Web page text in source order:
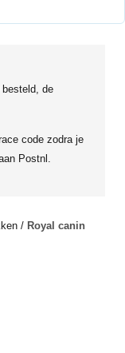
besteld, de
code zodra je
Postnl.
/ Royal canin